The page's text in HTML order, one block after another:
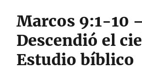
Marcos 9:1-10
Descendió el
Estudio bíblico